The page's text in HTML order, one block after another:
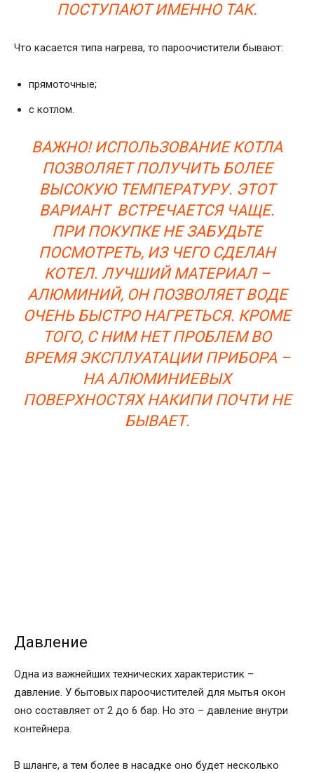
ПОСТУПАЮТ ИМЕННО ТАК.
Что касается типа нагрева, то пароочистители бывают:
прямоточные;
с котлом.
ВАЖНО! ИСПОЛЬЗОВАНИЕ КОТЛА
ПОЗВОЛЯЕТ ПОЛУЧИТЬ БОЛЕЕ
ВЫСОКУЮ ТЕМПЕРАТУРУ. ЭТОТ
ВАРИАНТ ВСТРЕЧАЕТСЯ ЧАЩЕ.
ПРИ ПОКУПКЕ НЕ ЗАБУДЬТЕ
ПОСМОТРЕТЬ, ИЗ ЧЕГО СДЕЛАН
КОТЕЛ. ЛУЧШИЙ МАТЕРИАЛ –
АЛЮМИНИЙ, ОН ПОЗВОЛЯЕТ ВОДЕ
ОЧЕНЬ БЫСТРО НАГРЕТЬСЯ. КРОМЕ
ТОГО, С НИМ НЕТ ПРОБЛЕМ ВО
ВРЕМЯ ЭКСПЛУАТАЦИИ ПРИБОРА –
НА АЛЮМИНИЕВЫХ
ПОВЕРХНОСТЯХ НАКИПИ ПОЧТИ НЕ
БЫВАЕТ.
Давление
Одна из важнейших технических характеристик –
давление. У бытовых пароочистителей для мытья окон
оно составляет от 2 до 6 бар. Но это – давление внутри
контейнера.
В шланге, а тем более в насадке оно будет несколько